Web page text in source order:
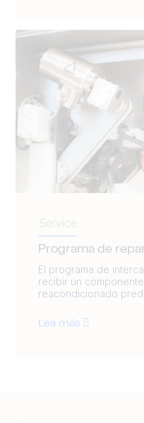
Service
Programa de
El programa de
recibir un
reacondicionado
Lea más